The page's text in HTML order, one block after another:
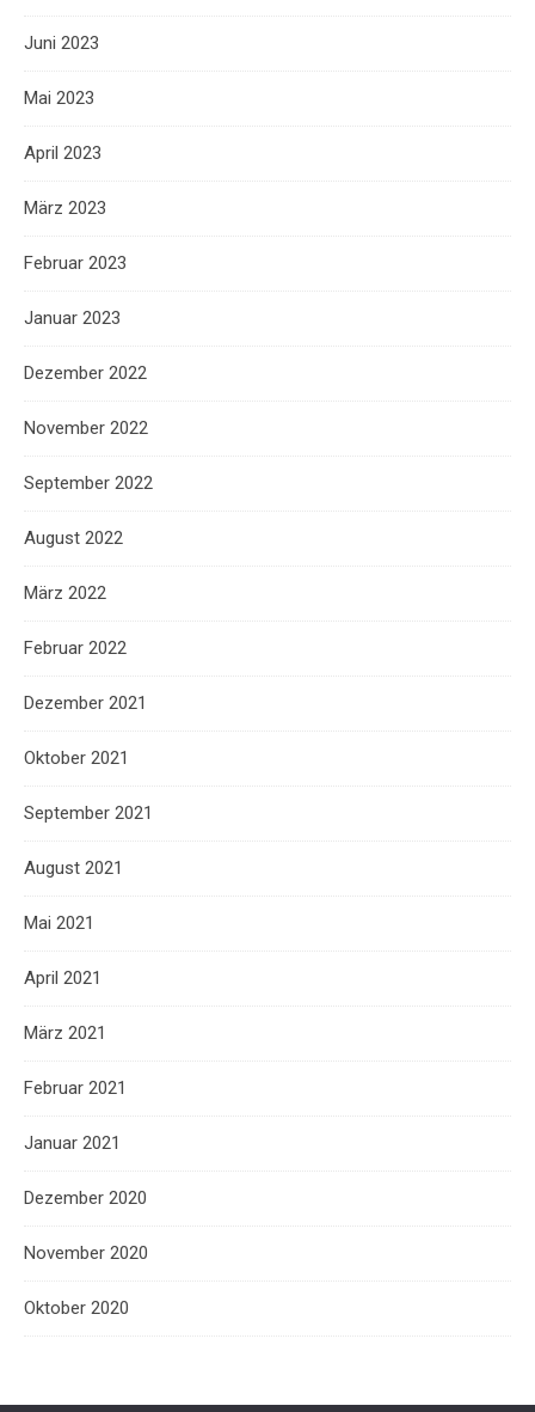
Juni 2023
Mai 2023
April 2023
März 2023
Februar 2023
Januar 2023
Dezember 2022
November 2022
September 2022
August 2022
März 2022
Februar 2022
Dezember 2021
Oktober 2021
September 2021
August 2021
Mai 2021
April 2021
März 2021
Februar 2021
Januar 2021
Dezember 2020
November 2020
Oktober 2020